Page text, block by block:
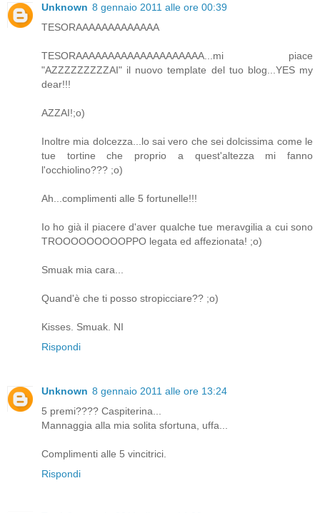
Unknown 8 gennaio 2011 alle ore 00:39
TESORAAAAAAAAAAAAA
TESORAAAAAAAAAAAAAAAAAAAA...mi piace
"AZZZZZZZZZAI" il nuovo template del tuo blog...YES my
dear!!!
AZZAI!;o)
Inoltre mia dolcezza...lo sai vero che sei dolcissima come le
tue tortine che proprio a quest'altezza mi fanno
l'occhiolino??? ;o)
Ah...complimenti alle 5 fortunelle!!!
Io ho già il piacere d'aver qualche tue meravgilia a cui sono
TROOOOOOOOOPPO legata ed affezionata! ;o)
Smuak mia cara...
Quand'è che ti posso stropicciare?? ;o)
Kisses. Smuak. NI
Rispondi
Unknown 8 gennaio 2011 alle ore 13:24
5 premi???? Caspiterina...
Mannaggia alla mia solita sfortuna, uffa...
Complimenti alle 5 vincitrici.
Rispondi